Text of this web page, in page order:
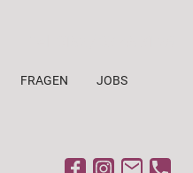
FRAGEN JOBS